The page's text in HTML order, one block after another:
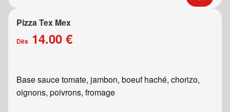
Pizza Tex Mex
Dès 14.00 €
Base sauce tomate, jambon, boeuf haché, chorizo,
oignons, poivrons, fromage